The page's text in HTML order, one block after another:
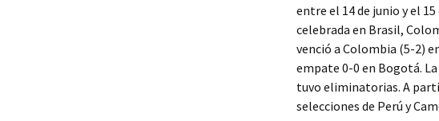
entre el 14 de junio y el
celebrada en Brasil,
venció a Colombia (5-2)
empate 0-0 en Bogotá.
tuvo eliminatorias. A
selecciones de Perú y